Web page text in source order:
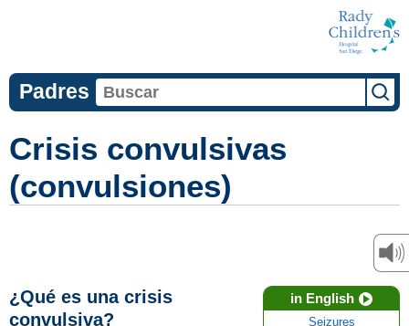
Padres
Crisis convulsivas
(convulsiones)
in English
Seizures
¿Qué es una crisis
convulsiva?